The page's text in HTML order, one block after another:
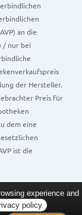
an die
/ nur bei
der Hersteller.
Preis für
dem eine
ist die
experience and
policy